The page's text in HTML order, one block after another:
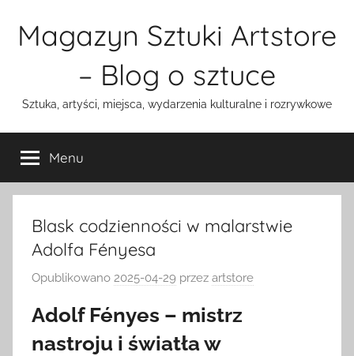
Magazyn Sztuki Artstore
– Blog o sztuce
Sztuka, artyści, miejsca, wydarzenia kulturalne i rozrywkowe
Menu
Blask codzienności w malarstwie
Adolfa Fényesa
Opublikowano 2025-04-29 przez artstore
Adolf Fényes – mistrz
nastroju i światła w